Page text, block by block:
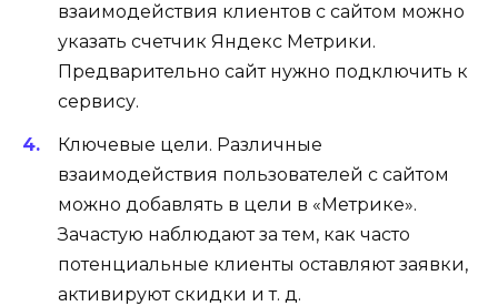
взаимодействия клиентов с сайтом можно
указать счетчик Яндекс Метрики.
Предварительно сайт нужно подключить к
сервису.
Ключевые цели. Различные
взаимодействия пользователей с сайтом
можно добавлять в цели в «Метрике».
Зачастую наблюдают за тем, как часто
потенциальные клиенты оставляют заявки,
активируют скидки и т. д.